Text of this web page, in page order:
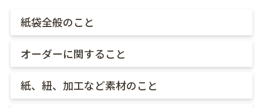
紙袋全般のこと
オーダーに関すること
紙、紐、加工など素材のこと